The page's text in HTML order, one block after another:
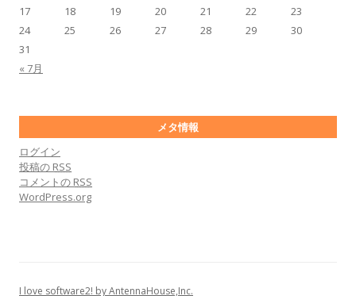
« 7月
17
18 19 20 21 22
23
24
25 26 27 28 29
30
31
メタ情報
ログイン
投稿の RSS
コメントの RSS
WordPress.org
I love software2! by AntennaHouse,Inc.